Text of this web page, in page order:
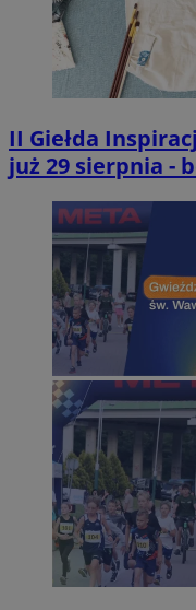
II Giełda
już 29 sierpnia -